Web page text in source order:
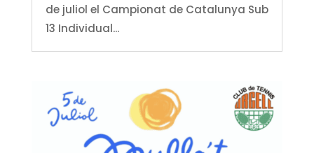
de juliol el Campionat de Catalunya Sub
13 Individual...